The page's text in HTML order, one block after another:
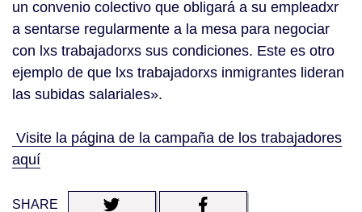
un convenio colectivo que obligará a su empleadxr
a sentarse regularmente a la mesa para negociar
con lxs trabajadorxs sus condiciones. Este es otro
ejemplo de que lxs trabajadorxs inmigrantes lideran
las subidas salariales».
Visite la página de la campaña de los trabajadores
aquí
SHARE